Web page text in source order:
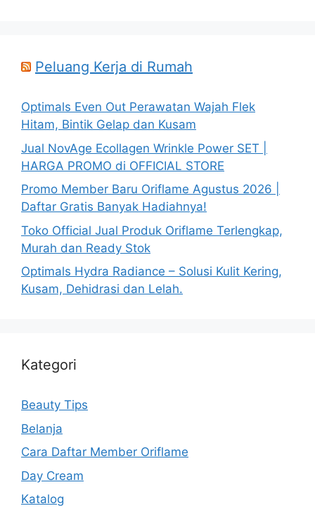
Peluang Kerja di Rumah
Optimals Even Out Perawatan Wajah Flek
Hitam, Bintik Gelap dan Kusam
Jual NovAge Ecollagen Wrinkle Power SET |
HARGA PROMO di OFFICIAL STORE
Promo Member Baru Oriflame Agustus 2026 |
Daftar Gratis Banyak Hadiahnya!
Toko Official Jual Produk Oriflame Terlengkap,
Murah dan Ready Stok
Optimals Hydra Radiance – Solusi Kulit Kering,
Kusam, Dehidrasi dan Lelah.
Kategori
Beauty Tips
Belanja
Cara Daftar Member Oriflame
Day Cream
Katalog